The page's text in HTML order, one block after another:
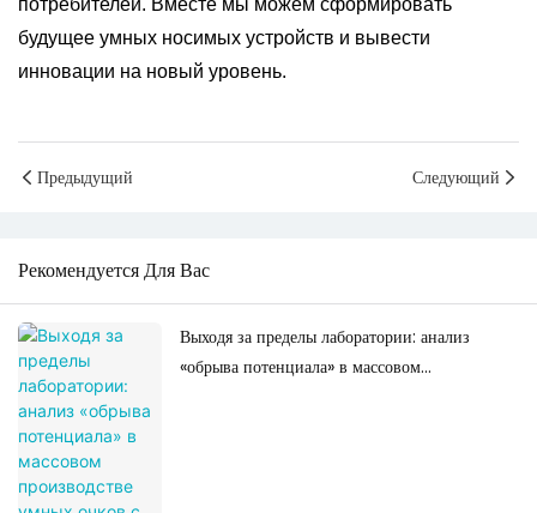
потребителей. Вместе мы можем сформировать
будущее умных носимых устройств и вывести
инновации на новый уровень.
Предыдущий Следующий
Рекомендуется Для Вас
Выходя за пределы лаборатории: анализ
«обрыва потенциала» в массовом